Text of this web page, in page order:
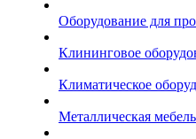
Оборудование для
Клининговое
Климатическое
Металлическая мебель